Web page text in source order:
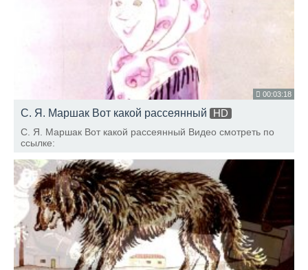
00:03:18
С. Я. Маршак Вот какой рассеянный
HD
С. Я. Маршак Вот какой рассеянный Видео смотреть по
ссылке: